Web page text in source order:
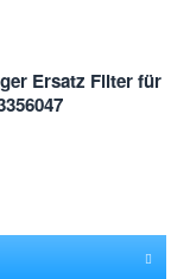
Ersatz Filter für